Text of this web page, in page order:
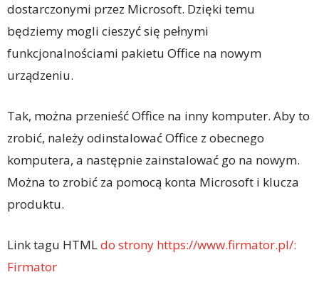
dostarczonymi przez Microsoft. Dzięki temu
będziemy mogli cieszyć się pełnymi
funkcjonalnościami pakietu Office na nowym
urządzeniu.
Tak, można przenieść Office na inny komputer. Aby to
zrobić, należy odinstalować Office z obecnego
komputera, a następnie zainstalować go na nowym.
Można to zrobić za pomocą konta Microsoft i klucza
produktu.
Link tagu HTMLdo strony https://www.firmator.pl/:
Firmator